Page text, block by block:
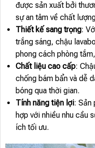
được sản xuất bởi
sự an tâm về chất
Thiết kế sang trọng:
trắng sáng, chậu
phong cách phòng
Chất liệu cao cấp:
chống bám bẩn và dễ
bóng qua thời gian.
Tính năng tiện lợi: Sản
hợp với nhiều nhu cầu
ích tối ưu.